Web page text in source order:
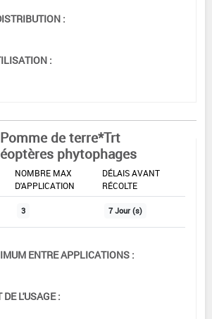
:
:
Pomme de terre*Trt
phytophages
NOMBRE MAX
D'APPLICATION
DÉLAIS AVANT
RÉCOLTE
3 7 Jour (s)
ENTRE APPLICATIONS :
DE L'USAGE :